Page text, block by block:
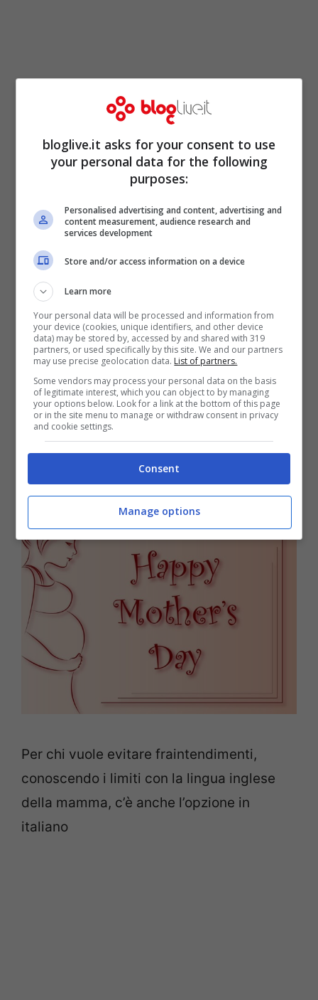
C’è pure una terza scelta con tanto di
regalo e farfalle stilizzate.
C’è poi un’alta opzione, una bella immagine
da inviare a tutte quelle mamme che sono
in dolce attesa.
Per chi vuole evitare fraintendimenti,
conoscendo i limiti con la lingua inglese
della mamma, c’è anche l’opzione in
italiano
bloglive.it asks for your consent to use
your personal data for the following
purposes:
Personalised advertising and content, advertising and
content measurement, audience research and
services development
Store and/or access information on a device
Learn more
Your personal data will be processed and information from
your device (cookies, unique identifiers, and other device
data) may be stored by, accessed by and shared with 319
partners, or used specifically by this site. We and our partners
may use precise geolocation data. List of partners.
Some vendors may process your personal data on the basis
of legitimate interest, which you can object to by managing
your options below. Look for a link at the bottom of this page
or in the site menu to manage or withdraw consent in privacy
and cookie settings.
Consent
Manage options